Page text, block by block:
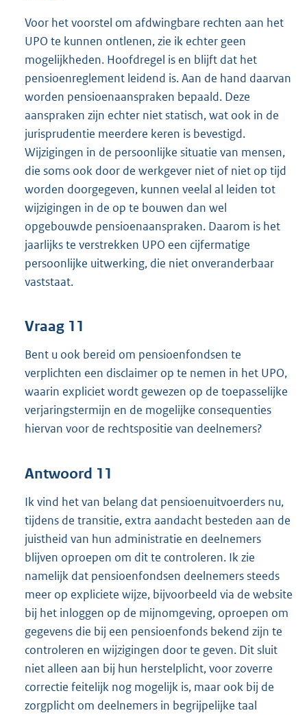
Voor het voorstel om afdwingbare rechten aan het
UPO te kunnen ontlenen, zie ik echter geen
mogelijkheden. Hoofdregel is en blijft dat het
pensioenreglement leidend is. Aan de hand daarvan
worden pensioenaanspraken bepaald. Deze
aanspraken zijn echter niet statisch, wat ook in de
jurisprudentie meerdere keren is bevestigd.
Wijzigingen in de persoonlijke situatie van mensen,
die soms ook door de werkgever niet of niet op tijd
worden doorgegeven, kunnen veelal al leiden tot
wijzigingen in de op te bouwen dan wel
opgebouwde pensioenaanspraken. Daarom is het
jaarlijks te verstrekken UPO een cijfermatige
persoonlijke uitwerking, die niet onveranderbaar
vaststaat.
Vraag 11
Bent u ook bereid om pensioenfondsen te
verplichten een disclaimer op te nemen in het UPO,
waarin expliciet wordt gewezen op de toepasselijke
verjaringstermijn en de mogelijke consequenties
hiervan voor de rechtspositie van deelnemers?
Antwoord 11
Ik vind het van belang dat pensioenuitvoerders nu,
tijdens de transitie, extra aandacht besteden aan de
juistheid van hun administratie en deelnemers
blijven oproepen om dit te controleren. Ik zie
namelijk dat pensioenfondsen deelnemers steeds
meer op expliciete wijze, bijvoorbeeld via de website
bij het inloggen op de mijnomgeving, oproepen om
gegevens die bij een pensioenfonds bekend zijn te
controleren en wijzigingen door te geven. Dit sluit
niet alleen aan bij hun herstelplicht, voor zoverre
correctie feitelijk nog mogelijk is, maar ook bij de
zorgplicht om deelnemers in begrijpelijke taal